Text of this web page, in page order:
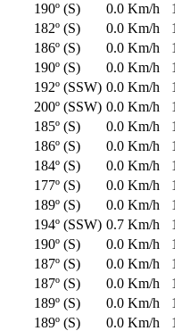
190º (S) 0.0 Km/h
182º (S) 0.0 Km/h
186º (S) 0.0 Km/h
190º (S) 0.0 Km/h
192º (SSW) 0.0 Km/h
200º (SSW) 0.0 Km/h
185º (S) 0.0 Km/h
186º (S) 0.0 Km/h
184º (S) 0.0 Km/h
177º (S) 0.0 Km/h
189º (S) 0.0 Km/h
194º (SSW) 0.7 Km/h
190º (S) 0.0 Km/h
187º (S) 0.0 Km/h
187º (S) 0.0 Km/h
189º (S) 0.0 Km/h
189º (S) 0.0 Km/h